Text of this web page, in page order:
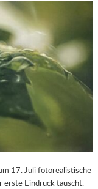
17. Juli fotorealistische
erste Eindruck täuscht.